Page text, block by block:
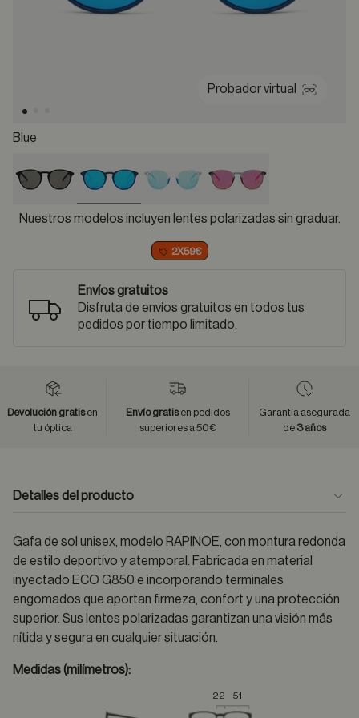
Probador virtual
Blue
selected
Nuestros modelos incluyen lentes polarizadas sin graduar.
2X59€
Envíos gratuitos
Disfruta de envíos gratuitos en todos tus
pedidos por tiempo limitado.
Devolución gratisen
tu óptica
Envío gratisen pedidos
superiores a 50€
Garantía asegurada
de 3 años
Detalles del producto
Gafa de sol unisex, modelo RAPINOE, con montura redonda
de estilo deportivo y atemporal. Fabricada en material
inyectado ECO G850 e incorporando terminales
engomados que aportan firmeza, confort y una protección
superior. Sus lentes polarizadas garantizan una visión más
nítida y segura en cualquier situación.
Medidas (milímetros):
22 51